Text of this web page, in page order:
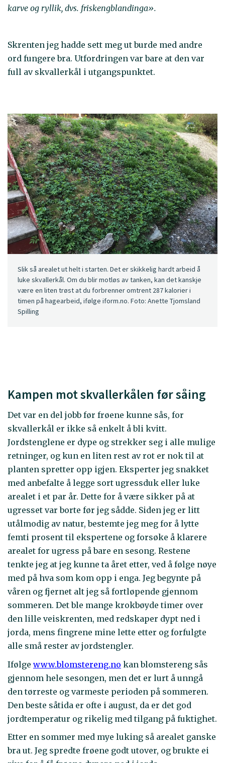
karve og ryllik, dvs. friskengblandinga».
Skrenten jeg hadde sett meg ut burde med andre
ord fungere bra. Utfordringen var bare at den var
full av skvallerkål i utgangspunktet.
Slik så arealet ut helt i starten. Det er skikkelig hardt arbeid å
luke skvallerkål. Om du blir motløs av tanken, kan det kanskje
være en liten trøst at du forbrenner omtrent 287 kalorier i
timen på hagearbeid, ifølge iform.no. Foto: Anette Tjomsland
Spilling
Kampen mot skvallerkålen før såing
Det var en del jobb før frøene kunne sås, for
skvallerkål er ikke så enkelt å bli kvitt.
Jordstenglene er dype og strekker seg i alle mulige
retninger, og kun en liten rest av rot er nok til at
planten spretter opp igjen. Eksperter jeg snakket
med anbefalte å legge sort ugressduk eller luke
arealet i et par år. Dette for å være sikker på at
ugresset var borte før jeg sådde. Siden jeg er litt
utålmodig av natur, bestemte jeg meg for å lytte
femti prosent til ekspertene og forsøke å klarere
arealet for ugress på bare en sesong. Restene
tenkte jeg at jeg kunne ta året etter, ved å følge nøye
med på hva som kom opp i enga. Jeg begynte på
våren og fjernet alt jeg så fortløpende gjennom
sommeren. Det ble mange krokbøyde timer over
den lille veiskrenten, med redskaper dypt ned i
jorda, mens fingrene mine lette etter og forfulgte
alle små rester av jordstengler.
Ifølge www.blomstereng.no kan blomstereng sås
gjennom hele sesongen, men det er lurt å unngå
den tørreste og varmeste perioden på sommeren.
Den beste såtida er ofte i august, da er det god
jordtemperatur og rikelig med tilgang på fuktighet.
Etter en sommer med mye luking så arealet ganske
bra ut. Jeg spredte frøene godt utover, og brukte ei